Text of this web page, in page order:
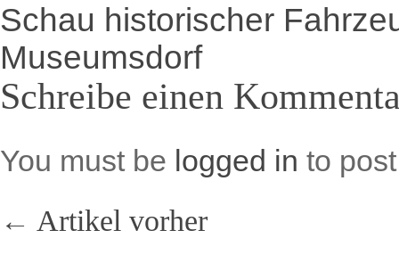
Schau historischer
Museumsdorf
Schreibe einen
You must be logged in to
← Artikel vorher